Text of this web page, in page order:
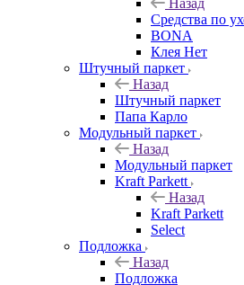
Назад
Средства по
BONA
Клея Нет
Штучный паркет
Назад
Штучный паркет
Папа Карло
Модульный паркет
Назад
Модульный паркет
Kraft Parkett
Назад
Kraft Parkett
Select
Подложка
Назад
Подложка